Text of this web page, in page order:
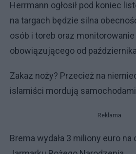
Herrmann ogłosił pod koniec
na targach będzie silna
osób i toreb oraz
obowiązującego od
Zakaz noży? Przecież na
islamiści mordują
Reklama
Brema wydała 3 miliony euro